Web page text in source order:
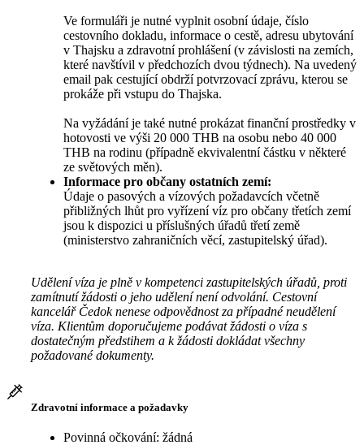
Ve formuláři je nutné vyplnit osobní údaje, číslo
cestovního dokladu, informace o cestě, adresu ubytování
v Thajsku a zdravotní prohlášení (v závislosti na zemích,
které navštívil v předchozích dvou týdnech). Na uvedený
email pak cestující obdrží potvrzovací zprávu, kterou se
prokáže při vstupu do Thajska.
Na vyžádání je také nutné prokázat finanční prostředky v
hotovosti ve výši 20 000 THB na osobu nebo 40 000
THB na rodinu (případně ekvivalentní částku v některé
ze světových měn).
Informace pro občany ostatních zemí:
Údaje o pasových a vízových požadavcích včetně
přibližných lhůt pro vyřízení víz pro občany třetích zemí
jsou k dispozici u příslušných úřadů třetí země
(ministerstvo zahraničních věcí, zastupitelský úřad).
Udělení víza je plně v kompetenci zastupitelských úřadů, proti
zamítnutí žádosti o jeho udělení není odvolání. Cestovní
kancelář Čedok nenese odpovědnost za případné neudělení
víza. Klientům doporučujeme podávat žádosti o víza s
dostatečným předstihem a k žádosti dokládat všechny
požadované dokumenty.
Zdravotní informace a požadavky
Povinná očkování: žádná